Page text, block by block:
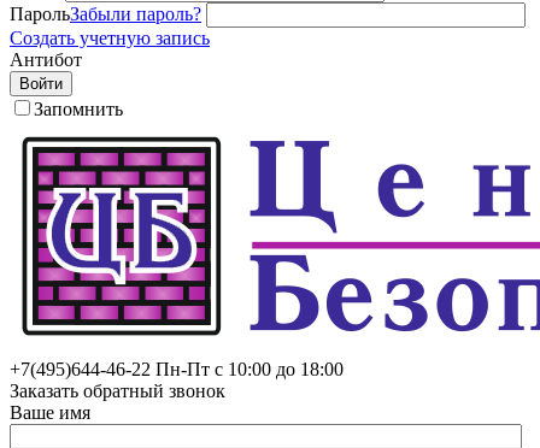
ПарольЗабыли пароль?
Создать учетную запись
Антибот
Войти
Запомнить
+7(495)644-46-22 Пн-Пт с 10:00 до 18:00
Заказать обратный звонок
Ваше имя